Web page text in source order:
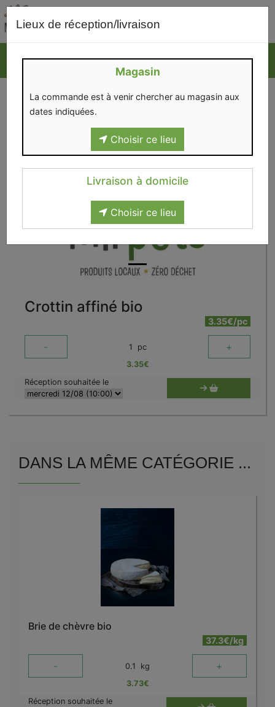
Lieux de réception/livraison
Magasin
La commande est à venir chercher au magasin aux
dates indiquées.
Choisir ce lieu
Livraison à domicile
Choisir ce lieu
Crottin affiné bio
3.35€/pc
- 1 pc +
3.35€
Réception souhaitée le
DANS LA MÊME CATÉGORIE ...
Brie de chèvre bio
37.3€/kg
- 0.1 kg +
3.73€
Réception souhaitée le